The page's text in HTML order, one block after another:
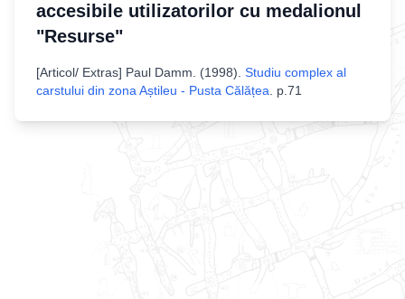
accesibile utilizatorilor cu medalionul
"Resurse"
[Articol/ Extras] Paul Damm . (1998). Studiu complex al
carstului din zona Aștileu - Pusta Călățea
p.71